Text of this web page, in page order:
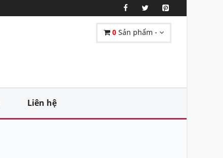
0 Sản phẩm -
Liên hệ